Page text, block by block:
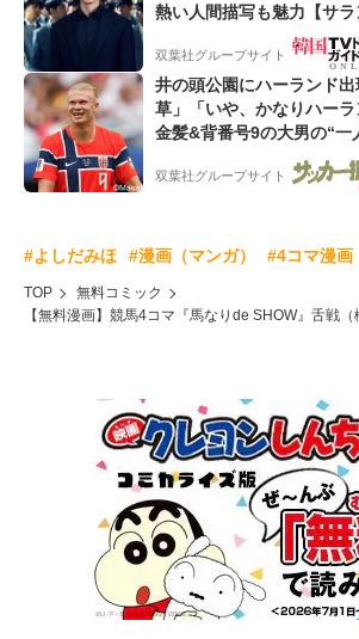
熱い人間描写も魅力【サラ
双葉社グループサイト
井の頭公園にハーランド
草」「いや、かなりハーラ
金髪&背番号9の大男の“一
ー”映像が話題!「元気をも
双葉社グループサイト
#よしだみほ #漫画（マンガ） #4コマ漫画
TOP
無料コミック
【無料漫画】競馬4コマ『馬なりde SHOW』舌戦（